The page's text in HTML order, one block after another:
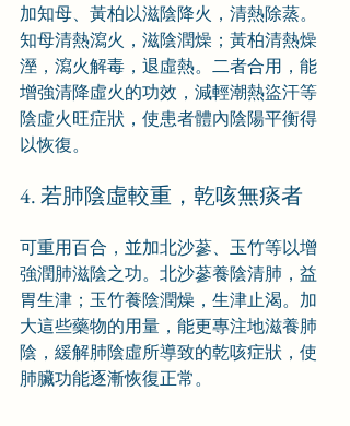
加知母、黃柏以滋陰降火，清熱除蒸。
知母清熱瀉火，滋陰潤燥；黃柏清熱燥
溼，瀉火解毒，退虛熱。二者合用，能
增強清降虛火的功效，減輕潮熱盜汗等
陰虛火旺症狀，使患者體內陰陽平衡得
以恢復。
4. 若肺陰虛較重，乾咳無痰者
可重用百合，並加北沙蔘、玉竹等以增
強潤肺滋陰之功。北沙蔘養陰清肺，益
胃生津；玉竹養陰潤燥，生津止渴。加
大這些藥物的用量，能更專注地滋養肺
陰，緩解肺陰虛所導致的乾咳症狀，使
肺臟功能逐漸恢復正常。